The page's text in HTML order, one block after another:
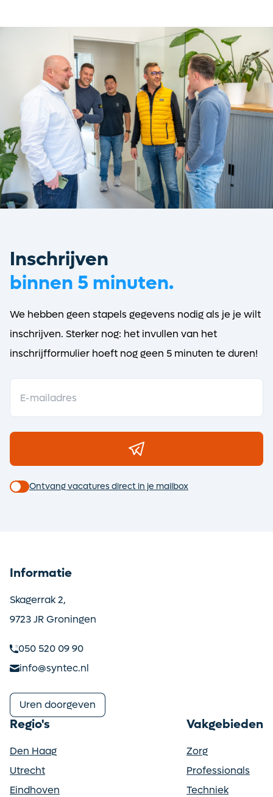
Inschrijven
binnen 5 minuten.
We hebben geen stapels gegevens nodig als je je wilt
inschrijven. Sterker nog: het invullen van het
inschrijfformulier hoeft nog geen 5 minuten te duren!
Ontvang vacatures direct in je mailbox
Informatie
Skagerrak 2,
9723 JR Groningen
050 520 09 90
info@syntec.nl
Uren doorgeven
Regio's
Den Haag
Utrecht
Eindhoven
Vakgebieden
Zorg
Professionals
Techniek